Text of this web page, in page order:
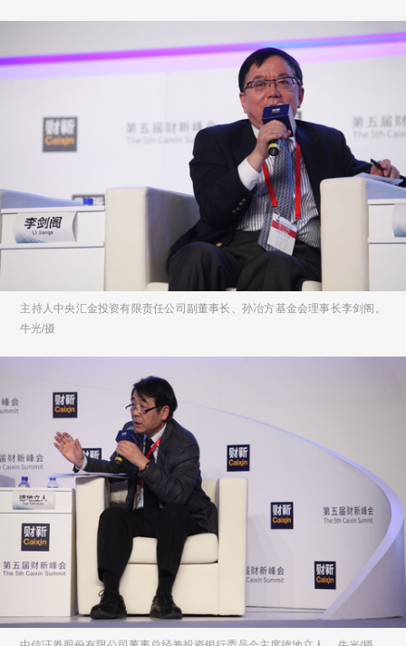
主持人中央汇金投资有限责任公司副董事长、孙冶方基金会理事长李剑阁。
牛光/摄